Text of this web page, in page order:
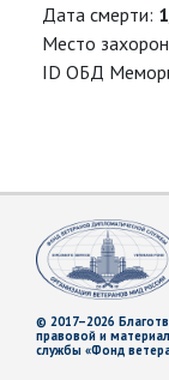
Дата смерти:
Место
ID ОБД
© 2017–2026
правовой и
службы «Фонд